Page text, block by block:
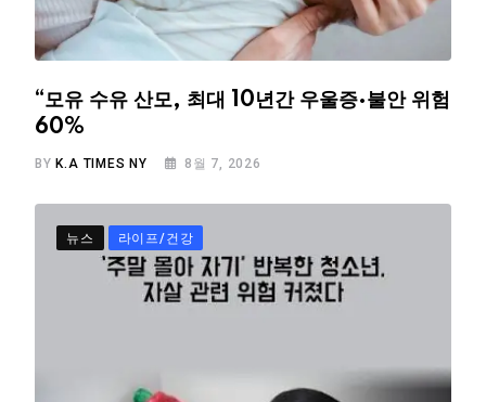
“모유 수유 산모, 최대 10년간 우울증·불안 위험
60%
BY K.A TIMES NY 8월 7, 2026
뉴스 라이프/건강